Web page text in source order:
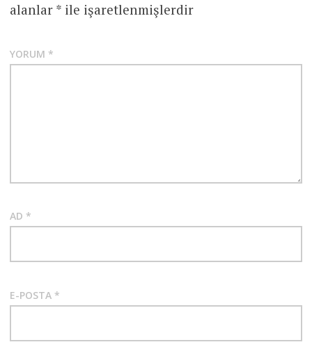
alanlar *ile işaretlenmişlerdir
YORUM *
AD *
E-POSTA *